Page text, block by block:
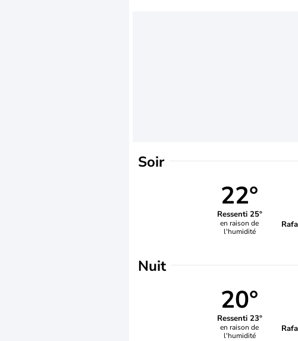
Soir
22°
Ressenti 25°
en raison de
l'humidité
Nuit
20°
Ressenti 23°
en raison de
l'humidité